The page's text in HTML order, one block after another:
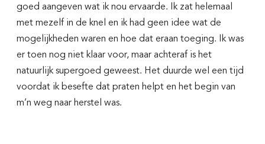
goed aangeven wat ik nou ervaarde. Ik zat helemaal
met mezelf in de knel en ik had geen idee wat de
mogelijkheden waren en hoe dat eraan toeging. Ik was
er toen nog niet klaar voor, maar achteraf is het
natuurlijk supergoed geweest. Het duurde wel een tijd
voordat ik besefte dat praten helpt en het begin van
m’n weg naar herstel was.